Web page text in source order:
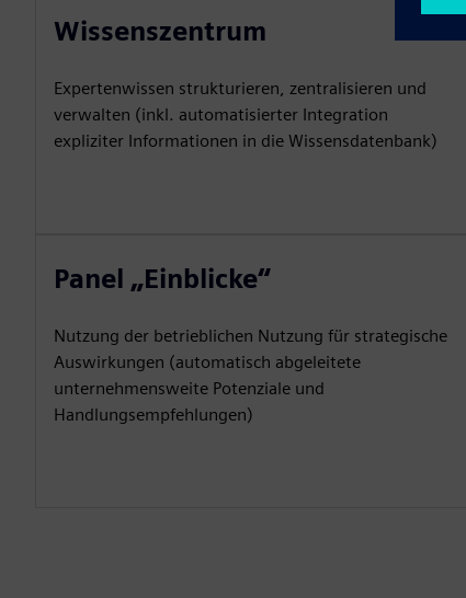
Wissenszentrum
Expertenwissen strukturieren, zentralisieren und
verwalten (inkl. automatisierter Integration
expliziter Informationen in die Wissensdatenbank)
Panel „Einblicke“
Nutzung der betrieblichen Nutzung für strategische
Auswirkungen (automatisch abgeleitete
unternehmensweite Potenziale und
Handlungsempfehlungen)